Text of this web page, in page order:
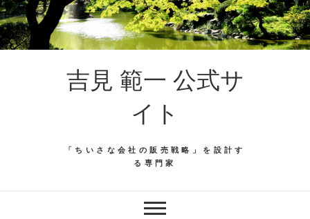
吉見 範一 公式サ
イト
「ちいさな会社の販売戦略」を設計す
る専門家